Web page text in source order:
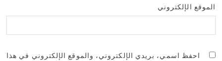
الموقع الإلكتروني
احفظ اسمي، بريدي الإلكتروني، والموقع الإلكتروني في هذا